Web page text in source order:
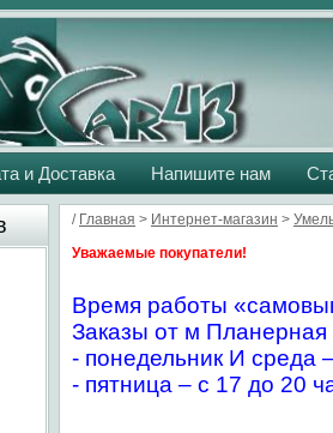
и Доставка Напишите нам
/ Главная > Интернет-магазин >
Уважаемые покупатели!
Время работы
Заказы от м
- понедельник И среда
- пятница – с 17 до 20